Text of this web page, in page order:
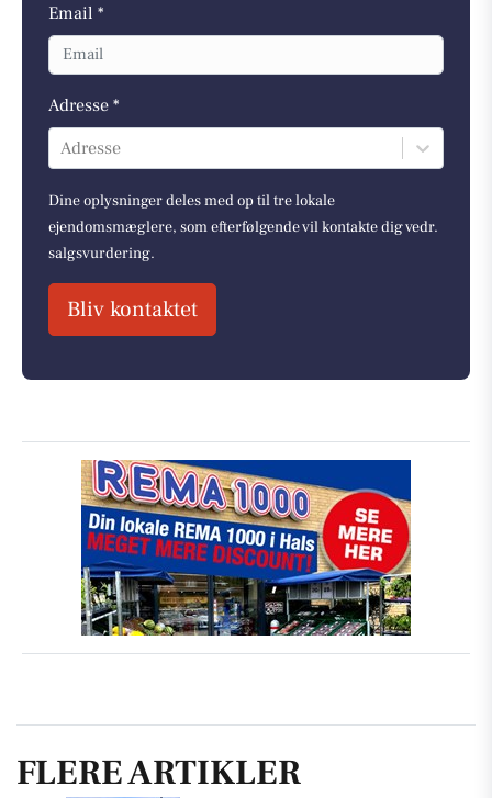
Email *
Adresse *
Adresse
Dine oplysninger deles med op til tre lokale
ejendomsmæglere, som efterfølgende vil kontakte dig vedr.
salgsvurdering.
Bliv kontaktet
FLERE ARTIKLER